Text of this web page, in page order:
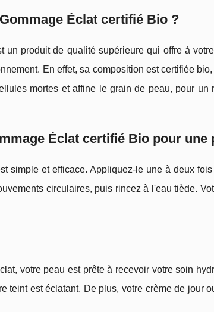
Éclat certifié Bio ?
un produit de qualité supérieure qui offre à
En effet, sa composition est certifiée
mortes et affine le grain de peau, pour un
Éclat certifié Bio pour une
simple et efficace. Appliquez-le une à deux
circulaires, puis rincez à l'eau tiède.
votre peau est prête à recevoir votre soin
teint est éclatant. De plus, votre crème de jour